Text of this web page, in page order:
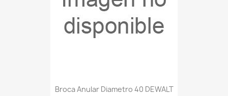
Broca Anular Diametro 40 DEWALT